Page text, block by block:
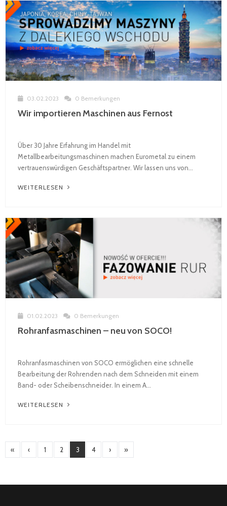
03.02.2023 0 Bemerkungen
Wir importieren Maschinen aus Fernost
Über 30 Jahre Erfahrung im Handel mit
Metallbearbeitungsmaschinen machen Eurometal zu einem
vertrauenswürdigen Geschäftspartner. Wir lassen uns von...
WEITERLESEN
01.02.2023 0 Bemerkungen
Rohranfasmaschinen – neu von SOCO!
Rohranfasmaschinen von SOCO ermöglichen eine schnelle
Bearbeitung der Rohrenden nach dem Schneiden mit einem
Band- oder Scheibenschneider. In einem A...
WEITERLESEN
« ‹ 1 2 3 4 › »